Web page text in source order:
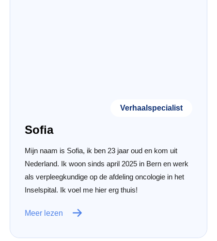
Verhaalspecialist
Sofia
Mijn naam is Sofia, ik ben 23 jaar oud en kom uit
Nederland. Ik woon sinds april 2025 in Bern en werk
als verpleegkundige op de afdeling oncologie in het
Inselspital. Ik voel me hier erg thuis!
Meer lezen